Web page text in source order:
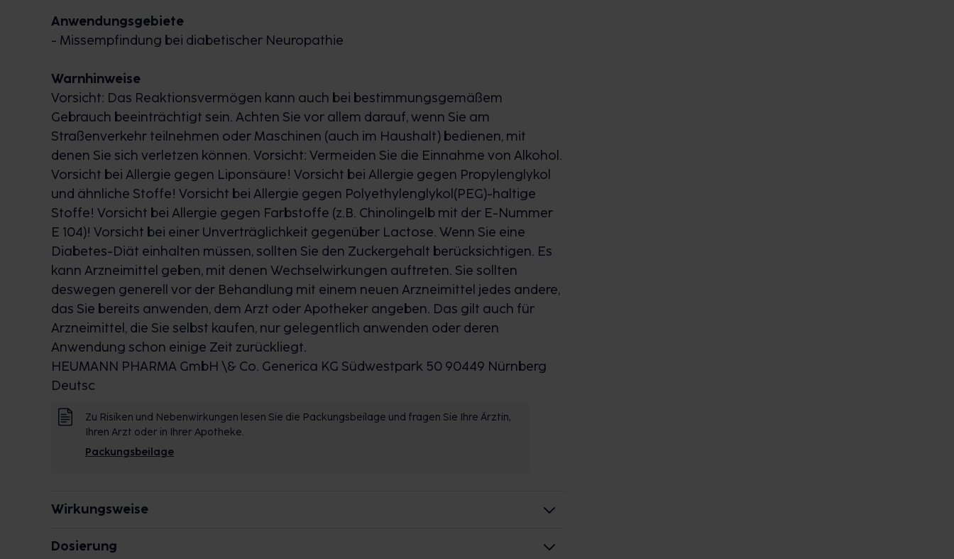
Anwendungsgebiete
- Missempfindung bei diabetischer Neuropathie
Warnhinweise
Vorsicht: Das Reaktionsvermögen kann auch bei bestimmungsgemäßem
Gebrauch beeinträchtigt sein. Achten Sie vor allem darauf, wenn Sie am
Straßenverkehr teilnehmen oder Maschinen (auch im Haushalt) bedienen, mit
denen Sie sich verletzen können. Vorsicht: Vermeiden Sie die Einnahme von Alkohol.
Vorsicht bei Allergie gegen Liponsäure! Vorsicht bei Allergie gegen Propylenglykol
und ähnliche Stoffe! Vorsicht bei Allergie gegen Polyethylenglykol(PEG)-haltige
Stoffe! Vorsicht bei Allergie gegen Farbstoffe (z.B. Chinolingelb mit der E-Nummer
E 104)! Vorsicht bei einer Unverträglichkeit gegenüber Lactose. Wenn Sie eine
Diabetes-Diät einhalten müssen, sollten Sie den Zuckergehalt berücksichtigen. Es
kann Arzneimittel geben, mit denen Wechselwirkungen auftreten. Sie sollten
deswegen generell vor der Behandlung mit einem neuen Arzneimittel jedes andere,
das Sie bereits anwenden, dem Arzt oder Apotheker angeben. Das gilt auch für
Arzneimittel, die Sie selbst kaufen, nur gelegentlich anwenden oder deren
Anwendung schon einige Zeit zurückliegt.
HEUMANN PHARMA GmbH \& Co. Generica KG Südwestpark 50 90449 Nürnberg
Deutsc
Zu Risiken und Nebenwirkungen lesen Sie die Packungsbeilage und fragen Sie Ihre Ärztin,
Ihren Arzt oder in Ihrer Apotheke.
Packungsbeilage
Wirkungsweise
Wie wirkt der Inhaltsstoff des Arzneimittels?
Dosierung